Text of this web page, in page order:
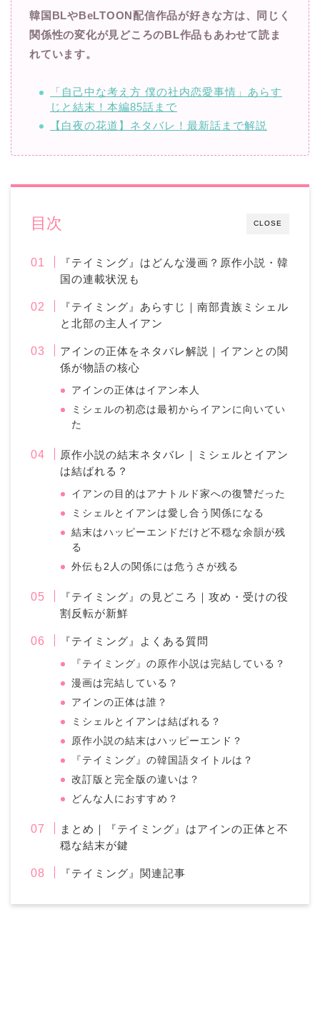
韓国BLやBeLTOON配信作品が好きな方は、同じく
関係性の変化が見どころのBL作品もあわせて読ま
れています。
「自己中な考え方 僕の社内恋愛事情」あらす
じと結末！本編85話まで
【白夜の花道】ネタバレ！最新話まで解説
CLOSE
目次
『テイミング』はどんな漫画？原作小説・韓
国の連載状況も
『テイミング』あらすじ｜南部貴族ミシェル
と北部の主人イアン
アインの正体をネタバレ解説｜イアンとの関
係が物語の核心
アインの正体はイアン本人
ミシェルの初恋は最初からイアンに向いてい
た
原作小説の結末ネタバレ｜ミシェルとイアン
は結ばれる？
イアンの目的はアナトルド家への復讐だった
ミシェルとイアンは愛し合う関係になる
結末はハッピーエンドだけど不穏な余韻が残
る
外伝も2人の関係には危うさが残る
『テイミング』の見どころ｜攻め・受けの役
割反転が新鮮
『テイミング』よくある質問
『テイミング』の原作小説は完結している？
漫画は完結している？
アインの正体は誰？
ミシェルとイアンは結ばれる？
原作小説の結末はハッピーエンド？
『テイミング』の韓国語タイトルは？
改訂版と完全版の違いは？
どんな人におすすめ？
まとめ｜『テイミング』はアインの正体と不
穏な結末が鍵
『テイミング』関連記事